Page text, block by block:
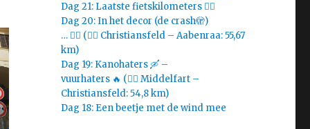
Dag 21: Laatste fietskilometers 🚴‍♀️
Dag 20: In het decor (de crash🫣)
… 🚴‍♀️ (🚴‍♀️ Christiansfeld – Aabenraa: 55,67
km)
Dag 19: Kanohaters 🛶 –
vuurhaters 🔥 (🚴‍♀️ Middelfart –
Christiansfeld: 54,8 km)
Dag 18: Een beetje met de wind mee